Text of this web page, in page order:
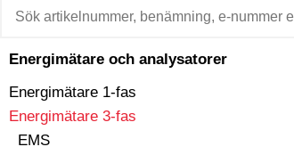
Energimätare och analysatorer
Energimätare 1-fas
Energimätare 3-fas
EMS